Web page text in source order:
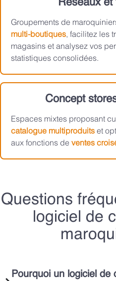
Réseaux
Groupements de
multi-boutiques, facilitez les
magasins et analysez vos
statistiques consolidées.
Concept
Espaces mixtes proposant
catalogue multiproduits et
aux fonctions de ventes
Questions
logiciel de
Pourquoi un logiciel de